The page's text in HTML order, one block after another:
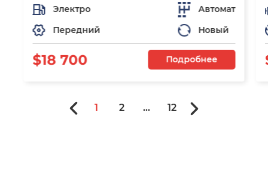
Электро
Автомат
Передний
Новый
$18 700 Подробнее
1 2 ... 12